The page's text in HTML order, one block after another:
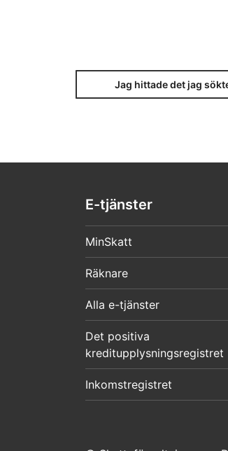
Jag hittade det jag
E-tjänster
MinSkatt
Räknare
Alla e-tjänster
Det positiva
kreditupplysningsregistret
Inkomstregistret